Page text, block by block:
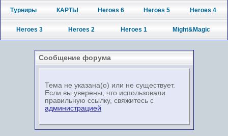
Турниры КАРТЫ Heroes 6 Heroes 5 Heroes 4
Heroes 3 Heroes 2 Heroes 1 Might&Magic
Сообщение форума
Тема не указана(о) или не существует.
Если вы уверены, что использовали
правильную ссылку, свяжитесь с
администрацией